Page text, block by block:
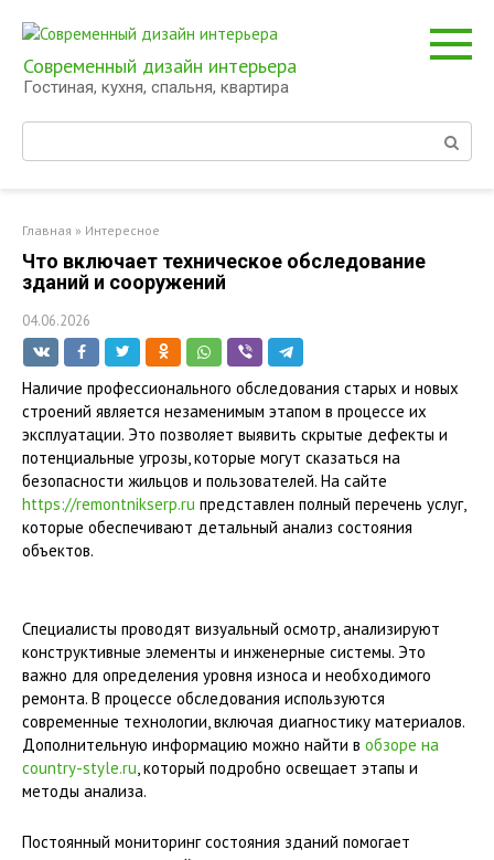
контенту
Современный дизайн интерьера
Гостиная, кухня, спальня, квартира
Поиск:
Главная » Интересное
Что включает техническое обследование
зданий и сооружений
04.06.2026
Наличие профессионального обследования старых и новых
строений является незаменимым этапом в процессе их
эксплуатации. Это позволяет выявить скрытые дефекты и
потенциальные угрозы, которые могут сказаться на
безопасности жильцов и пользователей. На сайте
https://remontnikserp.ru представлен полный перечень услуг,
которые обеспечивают детальный анализ состояния
объектов.
Специалисты проводят визуальный осмотр, анализируют
конструктивные элементы и инженерные системы. Это
важно для определения уровня износа и необходимого
ремонта. В процессе обследования используются
современные технологии, включая диагностику материалов.
Дополнительную информацию можно найти в обзоре на
country-style.ru, который подробно освещает этапы и
методы анализа.
Постоянный мониторинг состояния зданий помогает